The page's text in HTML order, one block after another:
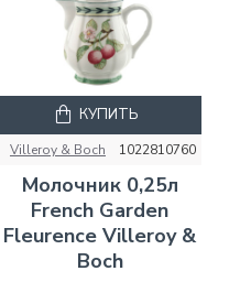
Villeroy & Boch 1022810760
Молочник 0,25л
French Garden
Fleurence Villeroy &
Boch
КУПИТЬ